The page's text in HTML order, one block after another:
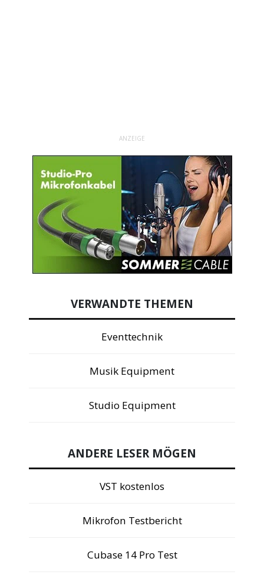
ANZEIGE
VERWANDTE THEMEN
Eventtechnik
Musik Equipment
Studio Equipment
ANDERE LESER MÖGEN
VST kostenlos
Mikrofon Testbericht
Cubase 14 Pro Test